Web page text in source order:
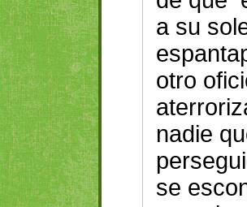
a su
otro
nadie
se